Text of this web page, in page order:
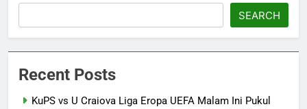
SEARCH
Recent Posts
KuPS vs U Craiova Liga Eropa UEFA Malam Ini Pukul